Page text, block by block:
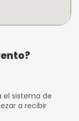
el sistema de
a recibir